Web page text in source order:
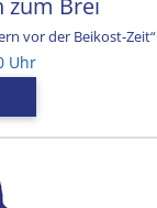
vor der Beikost-Zeit“
Uhr